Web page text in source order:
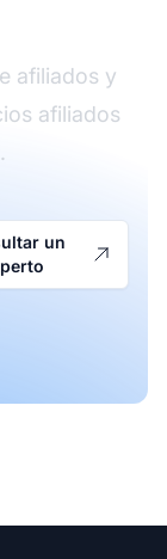
afiliados y
afiliados
un